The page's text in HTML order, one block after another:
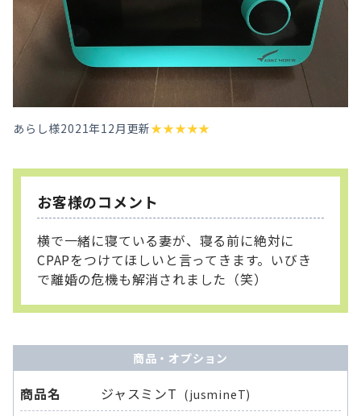
あらし様2021年12月更新★★★★★
お客様のコメント
横で一緒に寝ている妻が、寝る前に絶対に
CPAPをつけてほしいと言ってきます。いびき
で離婚の危機も解消されました（笑）
商品・オプション
商品名 ジャスミンT (jusmineT)